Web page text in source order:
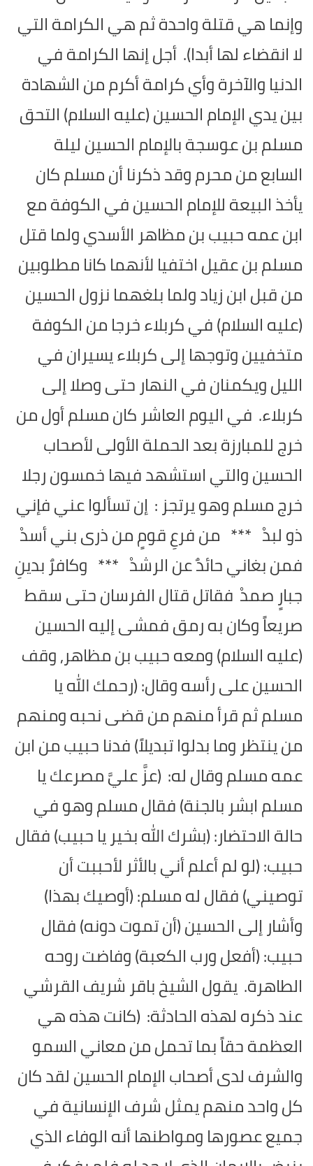
وإنما هي قتلة واحدة ثم هي الكرامة التي
لا انقضاء لها أبدا). أجل إنها الكرامة في
الدنيا والآخرة وأي كرامة أكرم من الشهادة
بين يدي الإمام الحسين (عليه السلام) التحق
مسلم بن عوسجة بالإمام الحسين ليلة
السابع من محرم وقد ذكرنا أن مسلم كان
يأخذ البيعة للإمام الحسين في الكوفة مع
ابن عمه حبيب بن مظاهر الأسدي ولما قتل
مسلم بن عقيل اختفيا لأنهما كانا مطلوبين
من قبل ابن زياد ولما بلغهما نزول الحسين
(عليه السلام) في كربلاء خرجا من الكوفة
متخفيين وتوجها إلى كربلاء يسيران في
الليل ويكمنان في النهار حتى وصلا إلى
كربلاء. في اليوم العاشر كان مسلم أول من
خرج للمبارزة بعد الحملة الأولى لأصحاب
الحسين والتي استشهد فيها خمسون رجلا
خرج مسلم وهو يرتجز : إن تسألوا عني فإني
ذو لبدْ *** من فرعِ قومٍ من ذرى بني أسدْ
فمن بغاني حائدٌ عن الرشدْ *** وكافرٌ بدينِ
جبارٍ صمدْ فقاتل قتال الفرسان حتى سقط
صريعاً وكان به رمق فمشى إليه الحسين
(عليه السلام) ومعه حبيب بن مظاهر, وقف
الحسين على رأسه وقال: (رحمك الله يا
مسلم ثم قرأ منهم من قضى نحبه ومنهم
من ينتظر وما بدلوا تبديلاً) فدنا حبيب من ابن
عمه مسلم وقال له: (عزَّ عليَّ مصرعك يا
مسلم ابشر بالجنة) فقال مسلم وهو في
حالة الاحتضار: (بشرك الله بخير يا حبيب) فقال
حبيب: (لو لم أعلم أني بالأثر لأحببت أن
توصيني) فقال له مسلم: (أوصيك بهذا)
وأشار إلى الحسين (أن تموت دونه) فقال
حبيب: (أفعل ورب الكعبة) وفاضت روحه
الطاهرة. يقول الشيخ باقر شريف القرشي
عند ذكره لهذه الحادثة: (كانت هذه هي
العظمة حقاً بما تحمل من معاني السمو
والشرف لدى أصحاب الإمام الحسين لقد كان
كل واحد منهم يمثل شرف الإنسانية في
جميع عصورها ومواطنها أنه الوفاء الذي